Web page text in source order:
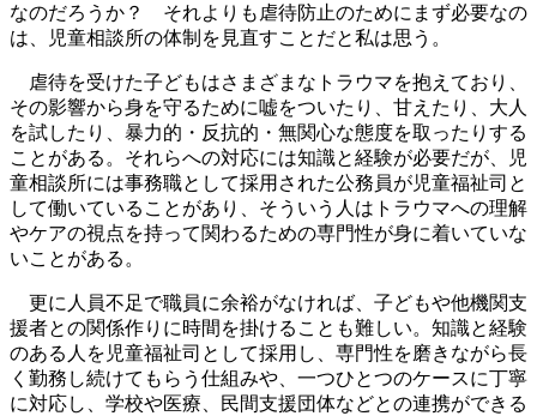
なのだろうか？ それよりも虐待防止のためにまず必要なの
は、児童相談所の体制を見直すことだと私は思う。
虐待を受けた子どもはさまざまなトラウマを抱えており、
その影響から身を守るために嘘をついたり、甘えたり、大人
を試したり、暴力的・反抗的・無関心な態度を取ったりする
ことがある。それらへの対応には知識と経験が必要だが、児
童相談所には事務職として採用された公務員が児童福祉司と
して働いていることがあり、そういう人はトラウマへの理解
やケアの視点を持って関わるための専門性が身に着いていな
いことがある。
更に人員不足で職員に余裕がなければ、子どもや他機関支
援者との関係作りに時間を掛けることも難しい。知識と経験
のある人を児童福祉司として採用し、専門性を磨きながら長
く勤務し続けてもらう仕組みや、一つひとつのケースに丁寧
に対応し、学校や医療、民間支援団体などとの連携ができる